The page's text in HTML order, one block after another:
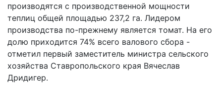
производятся с производственной мощности
теплиц общей площадью 237,2 га. Лидером
производства по-прежнему является томат. На его
долю приходится 74% всего валового сбора -
отметил первый заместитель министра сельского
хозяйства Ставропольского края Вячеслав
Дридигер.